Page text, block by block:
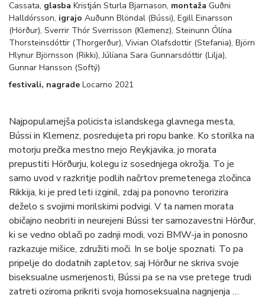
Cassata, glasba Kristján Sturla Bjarnason, montaža Guðni
Halldórsson, igrajo Auðunn Blöndal (Bússi), Egill Einarsson
(Hörður), Sverrir Thór Sverrisson (Klemenz), Steinunn Ólína
Thorsteinsdóttir (Thorgerður), Vivian Olafsdottir (Stefania), Björn
Hlynur Björnsson (Rikki), Júlíana Sara Gunnarsdóttir (Lilja),
Gunnar Hansson (Softý)
festivali, nagrade Locarno 2021
Najpopularnejša policista islandskega glavnega mesta,
Bússi in Klemenz, posredujeta pri ropu banke. Ko storilka na
motorju prečka mestno mejo Reykjavika, jo morata
prepustiti Hörðurju, kolegu iz sosednjega okrožja. To je
samo uvod v razkritje podlih načrtov premetenega zločinca
Rikkija, ki je pred leti izginil, zdaj pa ponovno terorizira
deželo s svojimi morilskimi podvigi. V ta namen morata
običajno neobriti in neurejeni Bússi ter samozavestni Hörður,
ki se vedno oblači po zadnji modi, vozi BMW-ja in ponosno
razkazuje mišice, združiti moči. In se bolje spoznati. To pa
pripelje do dodatnih zapletov, saj Hörður ne skriva svoje
biseksualne usmerjenosti, Bússi pa se na vse pretege trudi
zatreti oziroma prikriti svoja homoseksualna nagnjenja …